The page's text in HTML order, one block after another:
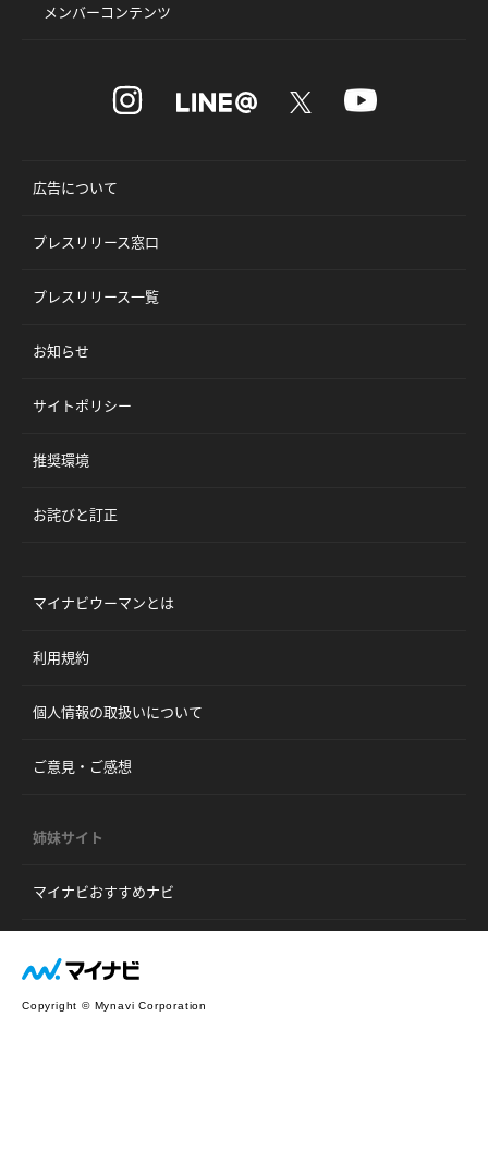
メンバーコンテンツ
広告について
プレスリリース窓口
プレスリリース一覧
お知らせ
サイトポリシー
推奨環境
お詫びと訂正
マイナビウーマンとは
利用規約
個人情報の取扱いについて
ご意見・ご感想
姉妹サイト
マイナビおすすめナビ
Copyright © Mynavi Corporation